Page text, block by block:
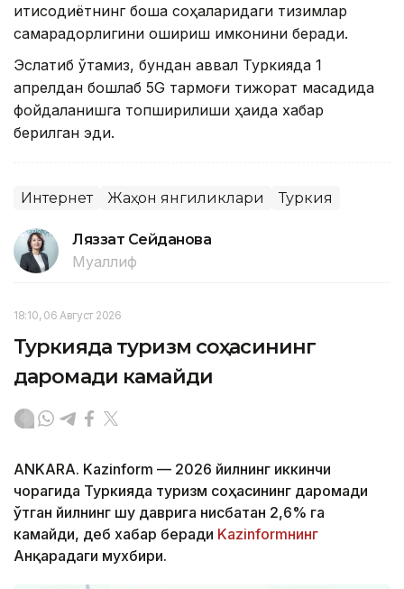
иқтисодиётнинг бошқа соҳаларидаги тизимлар
самарадорлигини ошириш имконини беради.
Эслатиб ўтамиз, бундан аввал Туркияда 1
апрелдан бошлаб 5G тармоғи тижорат мақсадида
фойдаланишга топширилиши ҳақида хабар
берилган эди.
Интернет Жаҳон янгиликлари Туркия
Ляззат Сейданова
Муаллиф
18:10, 06 Август 2026
Туркияда туризм соҳасининг
даромади камайди
ANKARA. Kazinform — 2026 йилнинг иккинчи
чорагида Туркияда туризм соҳасининг даромади
ўтган йилнинг шу даврига нисбатан 2,6% га
камайди, деб хабар беради Kazinformнинг
Анқарадаги мухбири.